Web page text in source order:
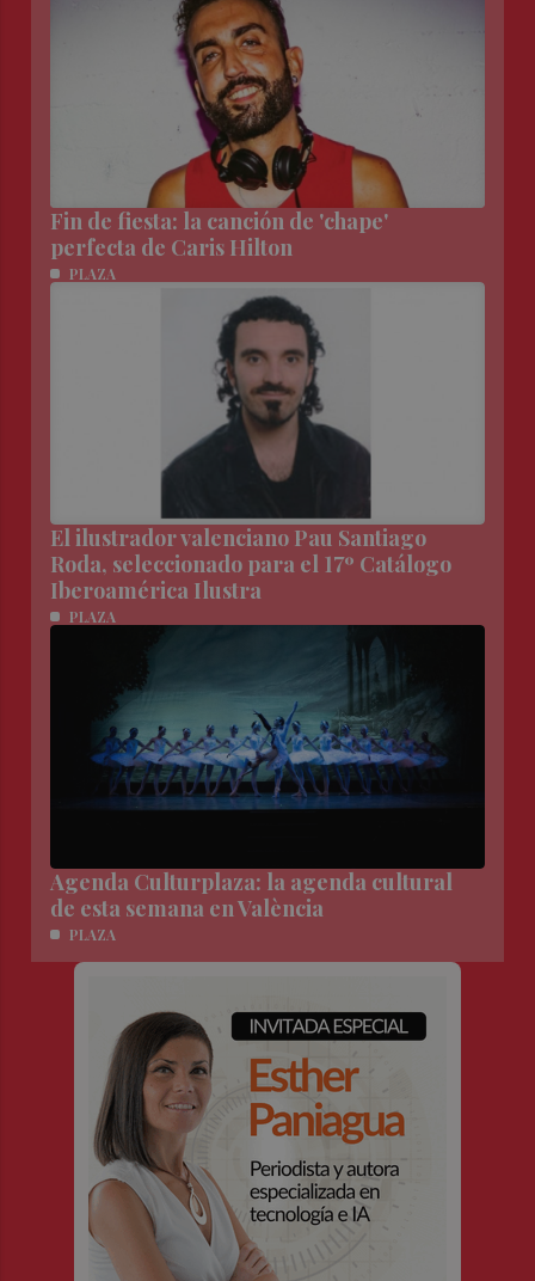
Fin de fiesta: la canción de 'chape'
perfecta de Caris Hilton
PLAZA
El ilustrador valenciano Pau Santiago
Roda, seleccionado para el 17º Catálogo
Iberoamérica Ilustra
PLAZA
Agenda Culturplaza: la agenda cultural
de esta semana en València
PLAZA